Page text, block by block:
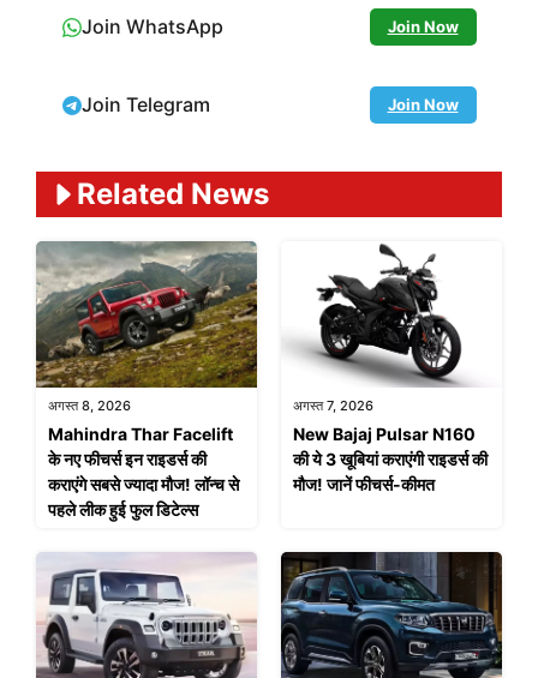
Join WhatsApp Join Now
Join Telegram Join Now
Related News
अगस्त 8, 2026
Mahindra Thar Facelift
के नए फीचर्स इन राइडर्स की
कराएंगे सबसे ज्यादा मौज! लॉन्च से
पहले लीक हुई फुल डिटेल्स
अगस्त 7, 2026
New Bajaj Pulsar N160
की ये 3 खूबियां कराएंगी राइडर्स की
मौज! जानें फीचर्स-कीमत